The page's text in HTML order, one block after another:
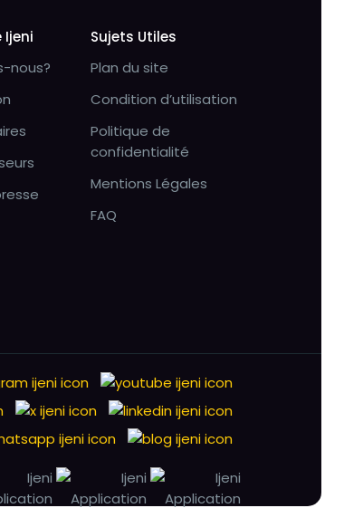
Ijeni
nous?
Sujets Utiles
Plan du site
Condition d’utilisation
Politique de
confidentialité
Mentions Légales
FAQ